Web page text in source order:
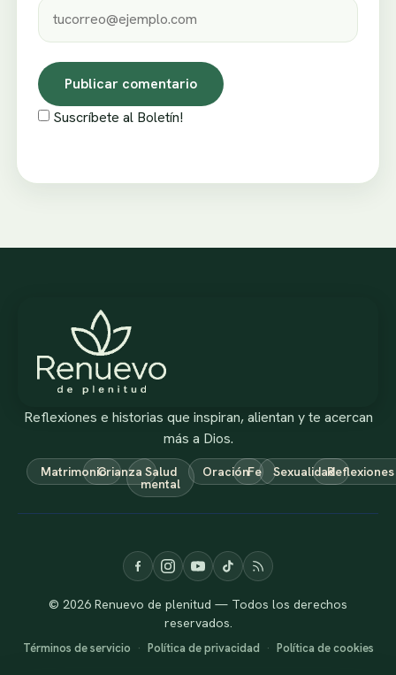
Suscríbete al Boletín!
Reflexiones e historias que inspiran, alientan y te acercan
más a Dios.
MatrimonioCrianza Salud
mental
OraciónFe SexualidadReflexiones
© 2026 Renuevo de plenitud — Todos los derechos
reservados.
Términos de servicio · Política de privacidad · Política de cookies